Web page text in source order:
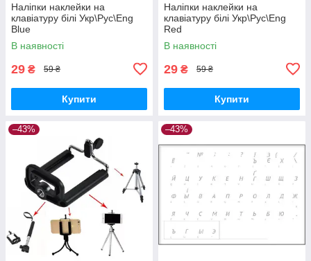
Наліпки наклейки на
клавіатуру білі Укр\Рус\Eng
Blue
В наявності
29 ₴ 59 ₴
Купити
Наліпки наклейки на
клавіатуру білі Укр\Рус\Eng
Red
В наявності
29 ₴ 59 ₴
Купити
–43% –43%